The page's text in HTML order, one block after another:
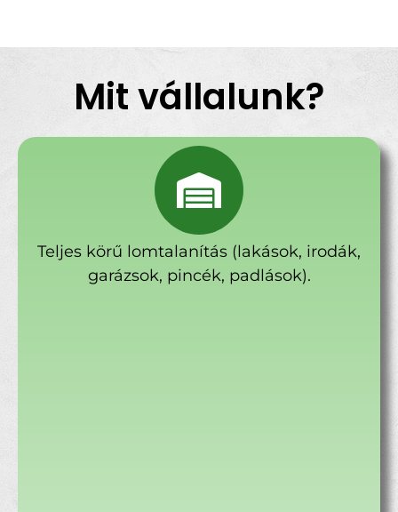
Mit vállalunk?
Teljes körű lomtalanítás (lakások, irodák,
garázsok, pincék, padlások).